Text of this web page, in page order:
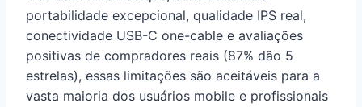
portabilidade excepcional, qualidade IPS real,
conectividade USB-C one-cable e avaliações
positivas de compradores reais (87% dão 5
estrelas), essas limitações são aceitáveis para a
vasta maioria dos usuários mobile e profissionais